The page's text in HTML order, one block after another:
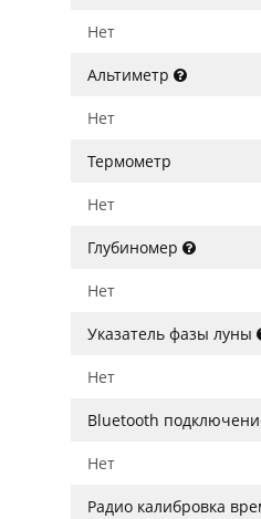
Нет
Альтиметр
Нет
Термометр
Нет
Глубиномер
Нет
Указатель фазы луны
Нет
Bluetooth
Нет
Радио калибровка